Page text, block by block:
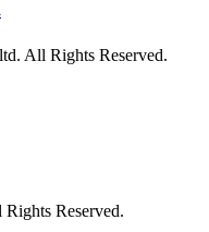
All Rights Reserved.
Reserved.